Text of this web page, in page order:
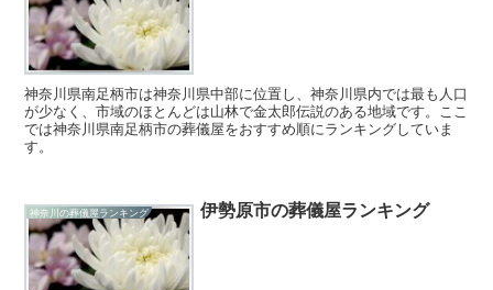
神奈川県南足柄市は神奈川県中部に位置し、神奈川県内では最も人口
が少なく、市域のほとんどは山林で金太郎伝説のある地域です。ここ
では神奈川県南足柄市の葬儀屋をおすすめ順にランキングしていま
す。
神奈川の葬儀屋ランキング 伊勢原市の葬儀屋ランキング